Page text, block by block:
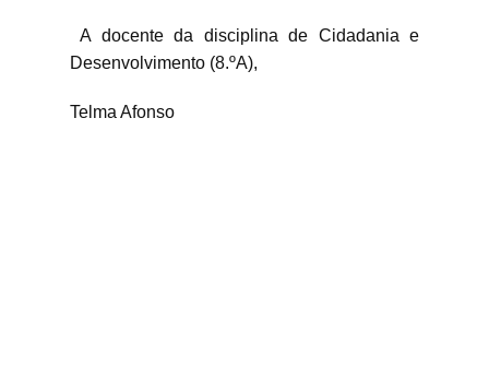
A docente da disciplina de Cidadania e
Desenvolvimento (8.ºA),
Telma Afonso